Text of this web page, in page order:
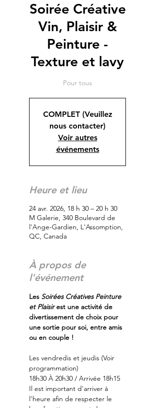
Soirée Créative
Vin, Plaisir &
Peinture -
Texture et lavy
Pour tous
COMPLET (Veuillez
nous contacter)
Voir autres
événements
Heure et lieu
24 avr. 2026, 18 h 30 – 20 h 30
M Galerie, 340 Boulevard de
l'Ange-Gardien, L'Assomption,
QC, Canada
À propos de
l'événement
Les Soirées Créatives Peinture
et Plaisir est une activité de
divertissement de choix pour
une sortie pour soi, entre amis
ou en couple !
Les vendredis et jeudis (Voir
programmation)
18h30 À 20h30 / Arrivée 18h15
Il est important d'arriver à
l'heure afin de respecter le